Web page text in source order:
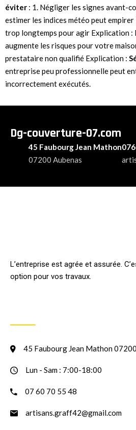
éviter : 1. Négliger les signes avant-
estimer les indices météo peut
trop longtemps pour agir Explication
augmente les risques pour votre
prestataire non qualifié Explication :
entreprise peu professionnelle peut
incorrectement exécutés.
Dg-couverture-07.com
45 Faubourg Jean Mathon
07200 Aubenas
L’entreprise est agrée et assurée.
option pour vos travaux.
45 Faubourg Jean Mathon
Lun - Sam : 7:00-18:00
07 60 70 55 48
artisans.graff42@gmail.com